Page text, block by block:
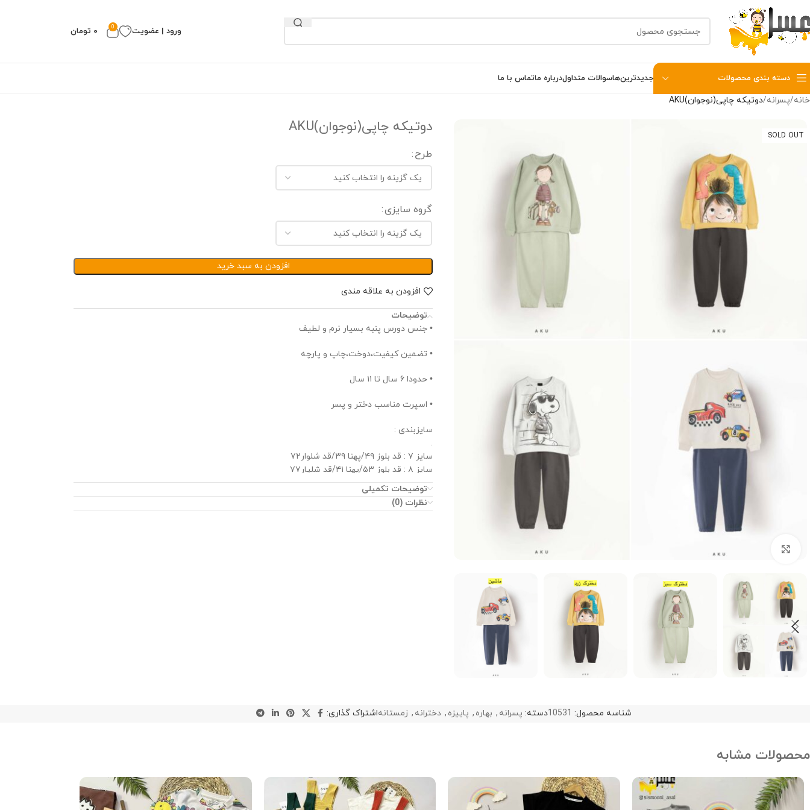
ورود | عضویت 0 ۰ تومان
دسته بندی محصولات جدیدترین‌هاسوالات متداولدرباره ماتماس با ما
خانه پسرانه دوتیکه چاپی(نوجوان)AKU
SOLD OUT دوتیکه چاپی(نوجوان)AKU
طرح
گروه سایزی
افزودن به سبد خرید
افزودن به علاقه مندی
توضیحات
• جنس دورس پنبه بسیار نرم و لطیف
• تضمین کیفیت،دوخت،چاپ و ‌پارچه
• حدودا ۶ سال تا ۱۱ سال
• اسپرت مناسب دختر و پسر
سایزبندی :
.
سایز ۷ : قد بلوز ۴۹/پهنا ۳۹/قد شلوار۷۲
سایز ۸ : قد بلوز ۵۳/پهنا ۴۱/قد شلپار۷۷
سایز ۹ : قد بلوز ۵۷/پهنا ۴۴/قد شلوار۸۲
سایز ۱۰ : قد بلوز ۵۹/پهنا ۴۵/قد شلوار۸۸
توضیحات تکمیلی
نظرات (0)
شناسه محصول: 10531دسته: پسرانه , بهاره , پاییزه , دخترانه , زمستانهاشتراک گذاری:
محصولات مشابه